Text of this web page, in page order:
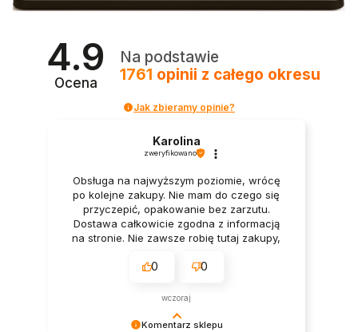
4.9
Ocena
Na podstawie
1761 opinii z całego okresu
Jak zbieramy opinie?
Komentarz sklepu
Karolina
zweryfikowano
Obsługa na najwyższym poziomie, wrócę
po kolejne zakupy. Nie mam do czego się
przyczepić, opakowanie bez zarzutu.
Dostawa całkowicie zgodna z informacją
na stronie. Nie zawsze robię tutaj zakupy,
zadowolona.
0 0
wczoraj